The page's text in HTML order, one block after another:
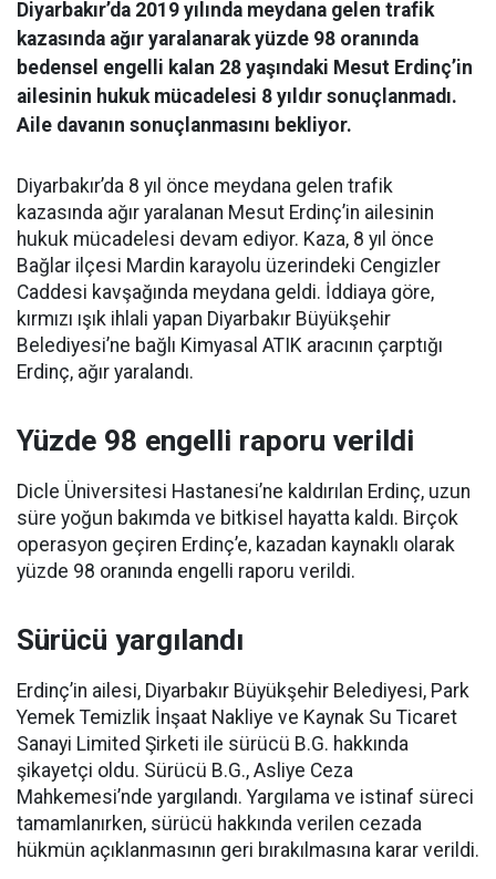
Diyarbakır’da 2019 yılında meydana gelen trafik
kazasında ağır yaralanarak yüzde 98 oranında
bedensel engelli kalan 28 yaşındaki Mesut Erdinç’in
ailesinin hukuk mücadelesi 8 yıldır sonuçlanmadı.
Aile davanın sonuçlanmasını bekliyor.
Diyarbakır’da 8 yıl önce meydana gelen trafik
kazasında ağır yaralanan Mesut Erdinç’in ailesinin
hukuk mücadelesi devam ediyor. Kaza, 8 yıl önce
Bağlar ilçesi Mardin karayolu üzerindeki Cengizler
Caddesi kavşağında meydana geldi. İddiaya göre,
kırmızı ışık ihlali yapan Diyarbakır Büyükşehir
Belediyesi’ne bağlı Kimyasal ATIK aracının çarptığı
Erdinç, ağır yaralandı.
Yüzde 98 engelli raporu verildi
Dicle Üniversitesi Hastanesi’ne kaldırılan Erdinç, uzun
süre yoğun bakımda ve bitkisel hayatta kaldı. Birçok
operasyon geçiren Erdinç’e, kazadan kaynaklı olarak
yüzde 98 oranında engelli raporu verildi.
Sürücü yargılandı
Erdinç’in ailesi, Diyarbakır Büyükşehir Belediyesi, Park
Yemek Temizlik İnşaat Nakliye ve Kaynak Su Ticaret
Sanayi Limited Şirketi ile sürücü B.G. hakkında
şikayetçi oldu. Sürücü B.G., Asliye Ceza
Mahkemesi’nde yargılandı. Yargılama ve istinaf süreci
tamamlanırken, sürücü hakkında verilen cezada
hükmün açıklanmasının geri bırakılmasına karar verildi.